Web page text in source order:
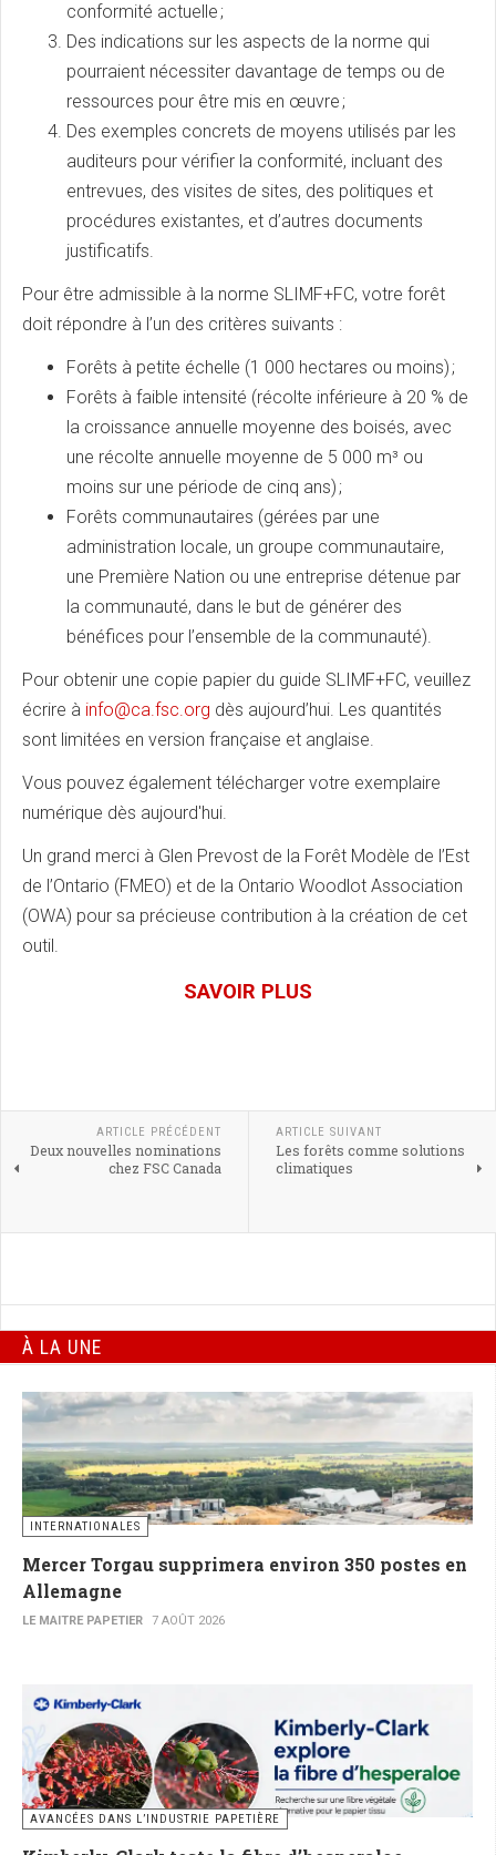
conformité actuelle ;
Des indications sur les aspects de la norme qui
pourraient nécessiter davantage de temps ou de
ressources pour être mis en œuvre ;
Des exemples concrets de moyens utilisés par les
auditeurs pour vérifier la conformité, incluant des
entrevues, des visites de sites, des politiques et
procédures existantes, et d’autres documents
justificatifs.
Pour être admissible à la norme SLIMF+FC, votre forêt
doit répondre à l’un des critères suivants :
Forêts à petite échelle (1 000 hectares ou moins) ;
Forêts à faible intensité (récolte inférieure à 20 % de
la croissance annuelle moyenne des boisés, avec
une récolte annuelle moyenne de 5 000 m³ ou
moins sur une période de cinq ans) ;
Forêts communautaires (gérées par une
administration locale, un groupe communautaire,
une Première Nation ou une entreprise détenue par
la communauté, dans le but de générer des
bénéfices pour l’ensemble de la communauté).
Pour obtenir une copie papier du guide SLIMF+FC, veuillez
écrire à info@ca.fsc.org dès aujourd’hui. Les quantités
sont limitées en version française et anglaise.
Vous pouvez également télécharger votre exemplaire
numérique dès aujourd'hui.
Un grand merci à Glen Prevost de la Forêt Modèle de l’Est
de l’Ontario (FMEO) et de la Ontario Woodlot Association
(OWA) pour sa précieuse contribution à la création de cet
outil.
SAVOIR PLUS
ARTICLE PRÉCÉDENT
Deux nouvelles nominations
chez FSC Canada
ARTICLE SUIVANT
Les forêts comme solutions
climatiques
À LA UNE
INTERNATIONALES
Mercer Torgau supprimera environ 350 postes en
Allemagne
LE MAITRE PAPETIER 7 AOÛT 2026
AVANCÉES DANS L’INDUSTRIE PAPETIÈRE